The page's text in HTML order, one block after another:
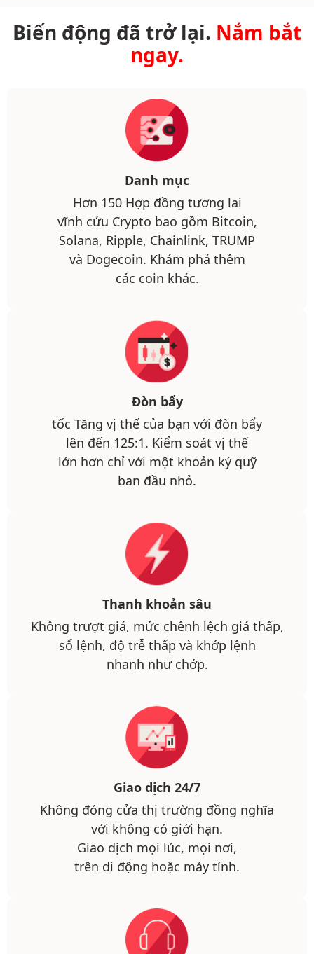
Biến động đã trở lại. Nắm bắt
ngay.
Danh mục
Hơn 150 Hợp đồng tương lai
vĩnh cửu Crypto bao gồm Bitcoin,
Solana, Ripple, Chainlink, TRUMP
và Dogecoin. Khám phá thêm
các coin khác.
Đòn bẩy
tốc Tăng vị thế của bạn với đòn bẩy
lên đến 125:1. Kiểm soát vị thế
lớn hơn chỉ với một khoản ký quỹ
ban đầu nhỏ.
Thanh khoản sâu
Không trượt giá, mức chênh lệch giá thấp,
sổ lệnh, độ trễ thấp và khớp lệnh
nhanh như chớp.
Giao dịch 24/7
Không đóng cửa thị trường đồng nghĩa
với không có giới hạn.
Giao dịch mọi lúc, mọi nơi,
trên di động hoặc máy tính.